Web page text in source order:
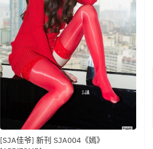
[SJA佳爷] 新刊 SJA004《嫣》